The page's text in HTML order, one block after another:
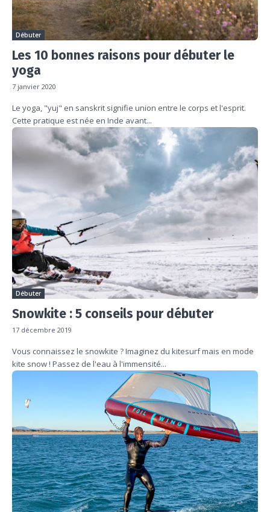
Débuter
Les 10 bonnes raisons pour débuter le
yoga
7 janvier 2020
Le yoga, "yuj" en sanskrit signifie union entre le corps et l'esprit.
Cette pratique est née en Inde avant...
Débuter
Snowkite : 5 conseils pour débuter
17 décembre 2019
Vous connaissez le snowkite ? Imaginez du kitesurf mais en mode
kite snow ! Passez de l'eau à l'immensité...